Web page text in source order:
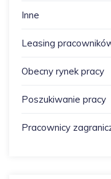
Inne
Leasing
Obecny rynek pracy
Poszukiwanie pracy
Pracownicy